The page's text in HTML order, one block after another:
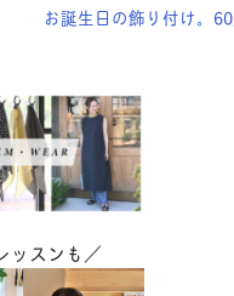
お誕生日の飾り付け。
ッスンも／